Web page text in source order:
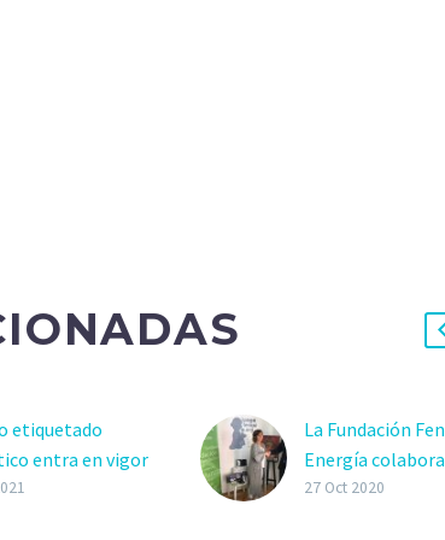
etiquetado
entra en vigor
y
La Fundación
Energía
Plan Renove de la
27 Oct 2020